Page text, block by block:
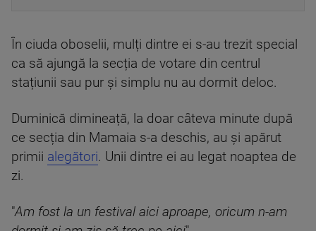
În ciuda oboselii, mulți dintre ei s-au trezit special
ca să ajungă la secția de votare din centrul
stațiunii sau pur și simplu nu au dormit deloc.
Duminică dimineață, la doar câteva minute după
ce secția din Mamaia s-a deschis, au și apărut
primii alegători. Unii dintre ei au legat noaptea de
zi.
"Am fost la un festival aici aproape, oricum n-am